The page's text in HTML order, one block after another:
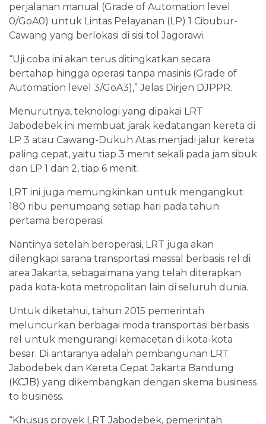
perjalanan manual (Grade of Automation level
0/GoA0) untuk Lintas Pelayanan (LP) 1 Cibubur-
Cawang yang berlokasi di sisi tol Jagorawi.
“Uji coba ini akan terus ditingkatkan secara
bertahap hingga operasi tanpa masinis (Grade of
Automation level 3/GoA3),” Jelas Dirjen DJPPR.
Menurutnya, teknologi yang dipakai LRT
Jabodebek ini membuat jarak kedatangan kereta di
LP 3 atau Cawang-Dukuh Atas menjadi jalur kereta
paling cepat, yaitu tiap 3 menit sekali pada jam sibuk
dan LP 1 dan 2, tiap 6 menit.
LRT ini juga memungkinkan untuk mengangkut
180 ribu penumpang setiap hari pada tahun
pertama beroperasi.
Nantinya setelah beroperasi, LRT juga akan
dilengkapi sarana transportasi massal berbasis rel di
area Jakarta, sebagaimana yang telah diterapkan
pada kota-kota metropolitan lain di seluruh dunia.
Untuk diketahui, tahun 2015 pemerintah
meluncurkan berbagai moda transportasi berbasis
rel untuk mengurangi kemacetan di kota-kota
besar. Di antaranya adalah pembangunan LRT
Jabodebek dan Kereta Cepat Jakarta Bandung
(KCJB) yang dikembangkan dengan skema business
to business.
“Khusus proyek LRT Jabodebek, pemerintah